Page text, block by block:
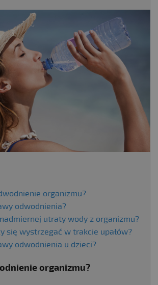
organizmu?
odwodnienia?
utraty wody z organizmu?
się wystrzegać w trakcie upałów?
odwodnienia u dzieci?
organizmu?